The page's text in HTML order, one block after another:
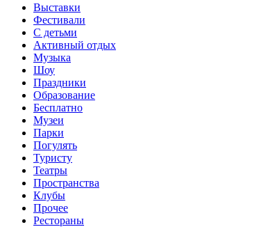
Выставки
Фестивали
С детьми
Активный отдых
Музыка
Шоу
Праздники
Образование
Бесплатно
Музеи
Парки
Погулять
Туристу
Театры
Пространства
Клубы
Прочее
Рестораны